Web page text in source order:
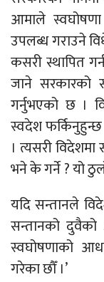
आमाले
उपलब्ध गराउने
कसरी स्थापित
जाने सरकारको
गर्नुभएको छ ।
स्वदेश
। त्यसरी
भने के गर्ने ? यो ठुलो
यदि सन्तानले
सन्तानको दुवैको
स्वघोषणाको
गरेका छौँ ।’